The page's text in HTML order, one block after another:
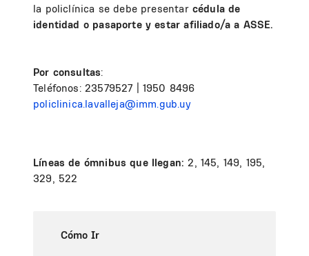
la policlínica se debe presentarcédula de
identidad o pasaporte y estar afiliado/a a ASSE.
Por consultas:
Teléfonos: 23579527 | 1950 8496
policlinica.lavalleja@imm.gub.uy
Líneas de ómnibus que llegan: 2, 145, 149, 195,
329, 522
Cómo Ir